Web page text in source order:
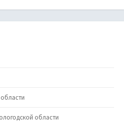
области